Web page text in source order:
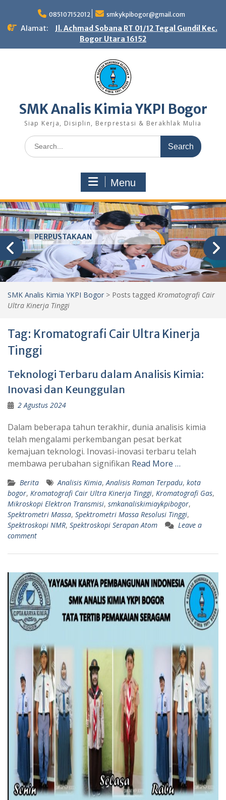
content
085107152012 smkykpibogor@gmail.com
Alamat:
Jl. Achmad Sobana RT 01/12 Tegal Gundil Kec.
Bogor Utara 16152
SMK Analis Kimia YKPI Bogor
Siap Kerja, Disiplin, Berprestasi & Berakhlak Mulia
Search
for:
Menu
PERPUSTAKAAN
SMK Analis Kimia YKPI Bogor > Posts tagged Kromatografi Cair
Ultra Kinerja Tinggi
Tag: Kromatografi Cair Ultra Kinerja
Tinggi
Teknologi Terbaru dalam Analisis Kimia:
Inovasi dan Keunggulan
2 Agustus 2024
Dalam beberapa tahun terakhir, dunia analisis kimia
telah mengalami perkembangan pesat berkat
kemajuan teknologi. Inovasi-inovasi terbaru telah
membawa perubahan signifikan Read More …
Berita Analisis Kimia, Analisis Raman Terpadu, kota
bogor, Kromatografi Cair Ultra Kinerja Tinggi, Kromatografi Gas,
Mikroskopi Elektron Transmisi, smkanaliskimiaykpibogor,
Spektrometri Massa, Spektrometri Massa Resolusi Tinggi,
Spektroskopi NMR, Spektroskopi Serapan Atom
Leave a
comment